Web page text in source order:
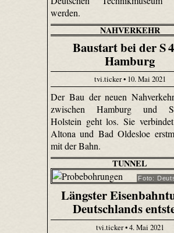
werden.
NAHVERKEHR
Baustart bei der S
Hamburg
tvi.ticker • 10. Mai 2021
Der Bau der neuen
zwischen Hamburg und
Holstein geht los. Sie
Altona und Bad Oldesloe
mit der Bahn.
TUNNEL
Foto:
Längster
Deutschlands
tvi.ticker • 4. Mai 2021